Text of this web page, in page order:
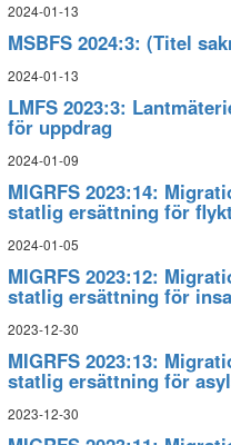
2024-01-13
MSBFS 2024:3: (Titel
2024-01-13
LMFS 2023:3:
för uppdrag
2024-01-09
MIGRFS 2023:14:
statlig ersättning för
2024-01-05
MIGRFS 2023:12:
statlig ersättning för
2023-12-30
MIGRFS 2023:13:
statlig ersättning för
2023-12-30